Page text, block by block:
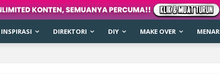
INSPIRASI DIREKTORI DIY MAKE OVER